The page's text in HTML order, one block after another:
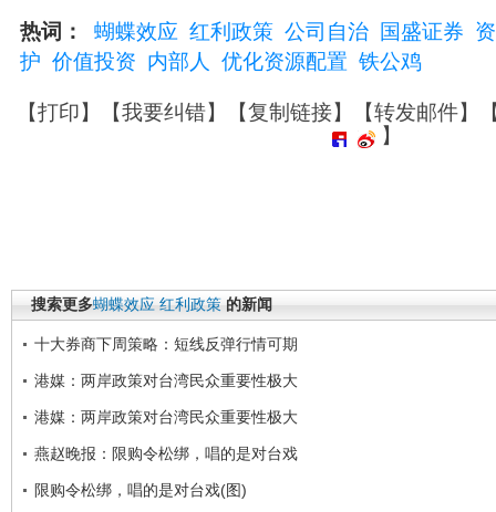
热词： 蝴蝶效应 红利政策 公司自治 国盛证券
护 价值投资 内部人 优化资源配置 铁公鸡
【打印】【我要纠错】【复制链接】【转发邮件】
】
搜索更多蝴蝶效应 红利政策 的新闻
十大券商下周策略：短线反弹行情可期
港媒：两岸政策对台湾民众重要性极大
港媒：两岸政策对台湾民众重要性极大
燕赵晚报：限购令松绑，唱的是对台戏
限购令松绑，唱的是对台戏(图)